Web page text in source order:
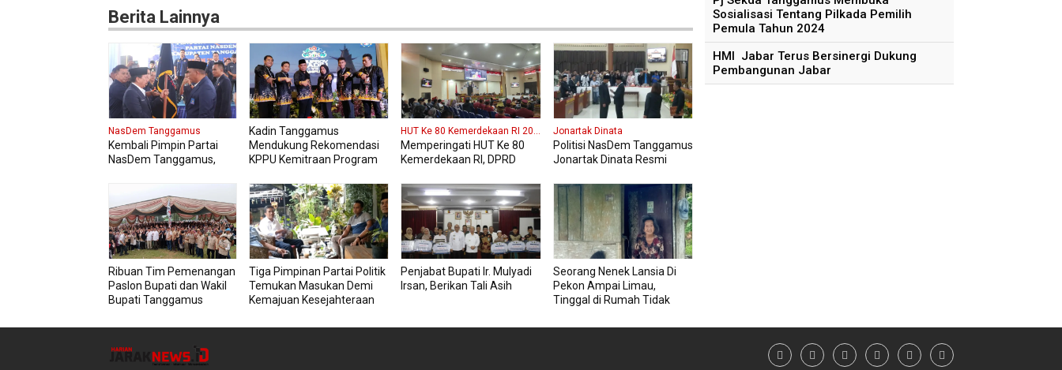
Berita Lainnya
NasDem Tanggamus
Kembali Pimpin Partai
NasDem Tanggamus,
Mendatang Dua Kali lipat
Kadin Tanggamus
Mendukung Rekomendasi
KPPU Kemitraan Program
Usaha Lokal Kabupaten
HUT Ke 80 Kemerdekaan RI 2025
Memperingati HUT Ke 80
Kemerdekaan RI, DPRD
Menggelar Sidang
Paripurna Istimewa
Jonartak Dinata
Politisi NasDem Tanggamus
Jonartak Dinata Resmi
Tanggamus
Ribuan Tim Pemenangan
Paslon Bupati dan Wakil
Bupati Tanggamus
Tiga Pimpinan Partai Politik
Temukan Masukan Demi
Kemajuan Kesejahteraan
Penjabat Bupati Ir. Mulyadi
Irsan, Berikan Tali Asih
Seorang Nenek Lansia Di
Pekon Ampai Limau,
Tinggal di Rumah Tidak
Sosialisasi Tentang Pilkada Pemilih
Pemula Tahun 2024
HMI Jabar Terus Bersinergi Dukung
Pembangunan Jabar